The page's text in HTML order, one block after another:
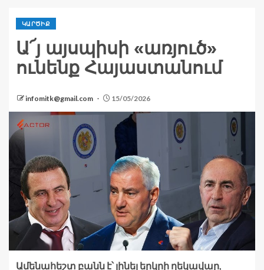
ԿԱՐԾԻՔ
Ա՜յ այսպիսի «առյուծ»
ունենք Հայաստանում
infomitk@gmail.com 15/05/2026
Ամենահեշտ բանն է՝ լինել երկրի ղեկավար,